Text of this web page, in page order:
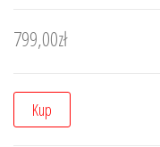
799,00zł
Kup